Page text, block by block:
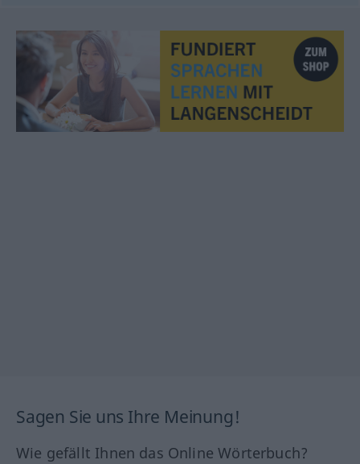
Sagen Sie uns Ihre Meinung!
Wie gefällt Ihnen das Online Wörterbuch?